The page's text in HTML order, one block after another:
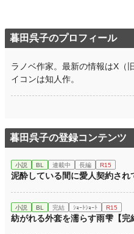
初回完結日時 2021.06.03 04:57
月間ポイント 44,476 pt (1,020 位)
暮田呉子のプロフィール
ラノベ作家。最新の情報はX（
イコンは知人作。
暮田呉子の登録コンテンツ
小説 BL 連載中 長編 R15
泥酔している間に愛人契約され
小説 BL 完結 ｼｮｰﾄｼｮｰﾄ R15
紡がれる外套を濡らす雨雫【完